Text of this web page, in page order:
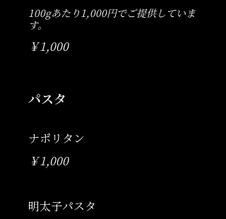
100gあたり1,000円でご提供していま
す。
￥1,000
パスタ
ナポリタン
￥1,000
明太子パスタ